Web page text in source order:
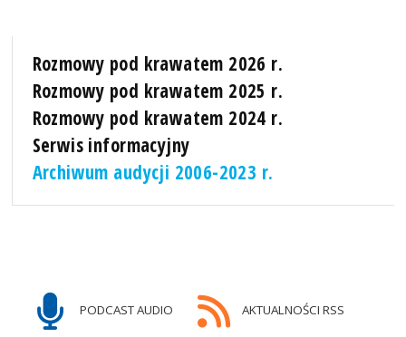
Rozmowy pod krawatem 2026 r.
Rozmowy pod krawatem 2025 r.
Rozmowy pod krawatem 2024 r.
Serwis informacyjny
Archiwum audycji 2006-2023 r.
PODCAST AUDIO AKTUALNOŚCI RSS